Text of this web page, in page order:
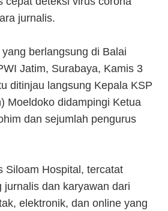
jurnalis.
berlangsung di Balai
Jatim, Surabaya, Kamis 3
ditinjau langsung Kepala KSP
Moeldoko didampingi Ketua
dan sejumlah pengurus
Siloam Hospital, tercatat
jurnalis dan karyawan dari
elektronik, dan online yang